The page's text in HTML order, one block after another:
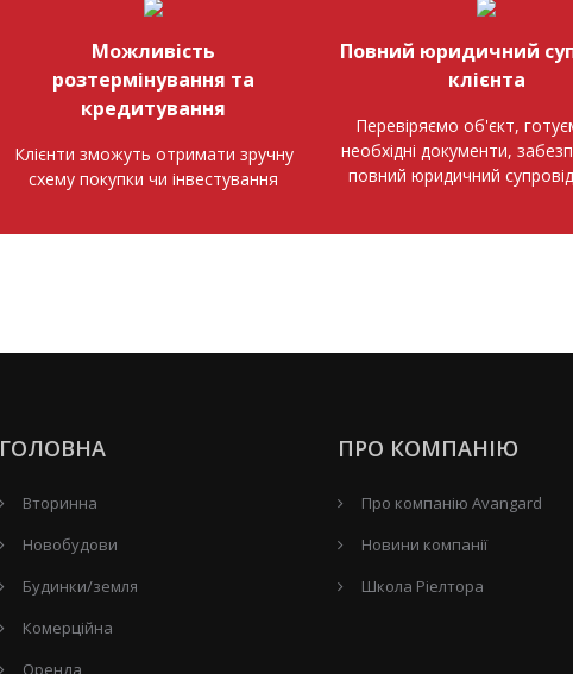
Можливість
розтермінування та
кредитування
Клієнти зможуть отримати зручну
схему покупки чи інвестування
Повний юридичний
клієнта
Перевіряємо об'єкт,
необхідні документи,
повний юридичний
ГОЛОВНА
Вторинна
Новобудови
Будинки/земля
Комерційна
Оренда
ПРО КОМПАНІЮ
Про компанію Avangard
Новини компанії
Школа Ріелтора